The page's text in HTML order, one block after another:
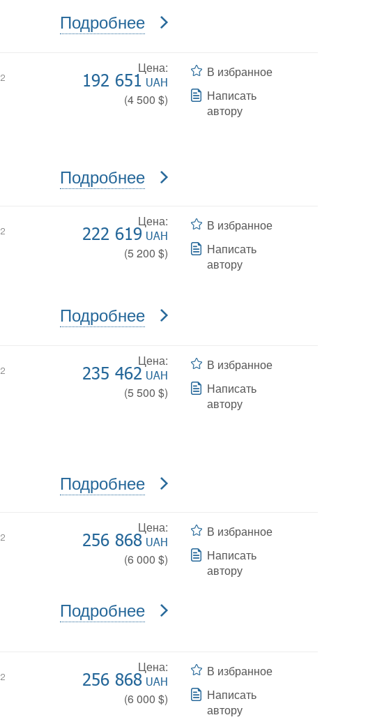
Подробнее
2
Цена:
192 651 UAH
(4 500 $)
Подробнее
В избранное
Написать
автору
2
Цена:
222 619 UAH
(5 200 $)
Подробнее
В избранное
Написать
автору
2
Цена:
235 462 UAH
(5 500 $)
Подробнее
В избранное
Написать
автору
2
Цена:
256 868UAH
(6 000 $)
Подробнее
В избранное
Написать
автору
2
Цена:
256 868UAH
(6 000 $)
В избранное
Написать
автору